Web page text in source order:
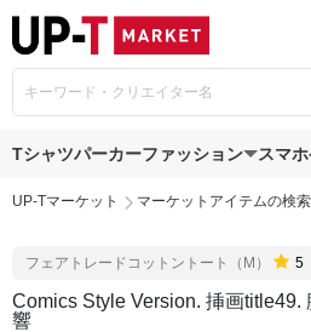
Tシャツパーカーファッション スマ
UP-Tマーケット マーケットアイテムの検索
フェアトレードコットントート（M） 5
Comics Style Version. 挿画title49.
響